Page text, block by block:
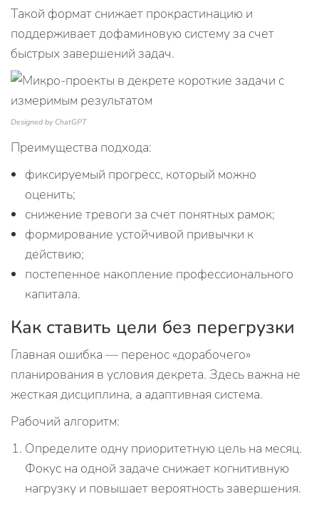
Такой формат снижает прокрастинацию и
поддерживает дофаминовую систему за счет
быстрых завершений задач.
Designed by ChatGPT
Преимущества подхода:
фиксируемый прогресс, который можно
оценить;
снижение тревоги за счет понятных рамок;
формирование устойчивой привычки к
действию;
постепенное накопление профессионального
капитала.
Как ставить цели без перегрузки
Главная ошибка — перенос «дорабочего»
планирования в условия декрета. Здесь важна не
жесткая дисциплина, а адаптивная система.
Рабочий алгоритм:
Определите одну приоритетную цель на месяц.
Фокус на одной задаче снижает когнитивную
нагрузку и повышает вероятность завершения.